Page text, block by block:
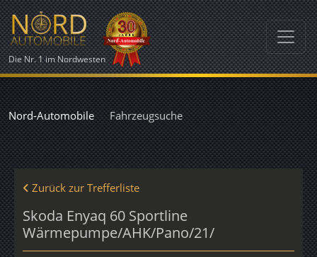
Die Nr. 1 im Nordwesten
Nord-Automobile Fahrzeugsuche
Zurück zur Trefferliste
Skoda Enyaq 60 Sportline
Wärmepumpe/AHK/Pano/21/